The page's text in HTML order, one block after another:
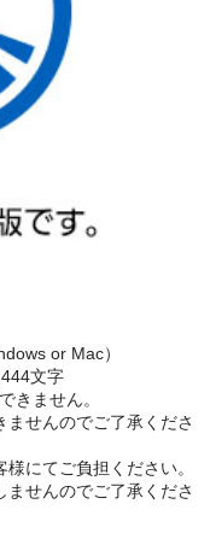
or Mac）
文字
きません。
せんのでご了承くださ
にてご負担ください。
せんのでご了承くださ